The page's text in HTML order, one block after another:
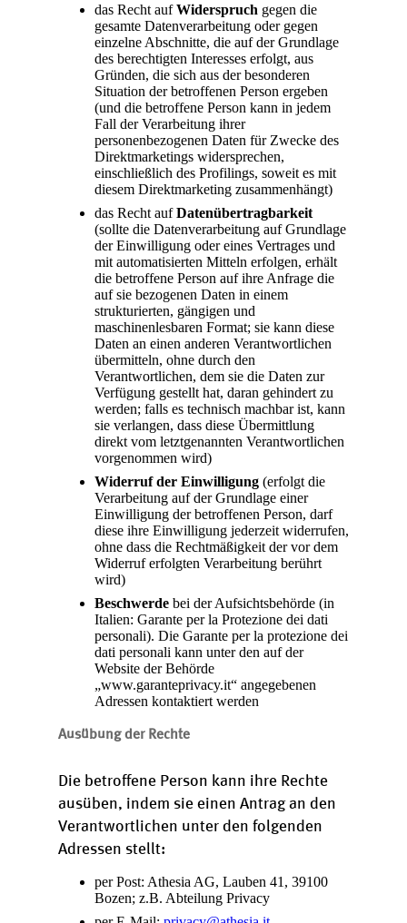
das Recht aufWiderspruch gegen die
gesamte Datenverarbeitung oder gegen
einzelne Abschnitte, die auf der Grundlage
des berechtigten Interesses erfolgt, aus
Gründen, die sich aus der besonderen
Situation der betroffenen Person ergeben
(und die betroffene Person kann in jedem
Fall der Verarbeitung ihrer
personenbezogenen Daten für Zwecke des
Direktmarketings widersprechen,
einschließlich des Profilings, soweit es mit
diesem Direktmarketing zusammenhängt)
das Recht aufDatenübertragbarkeit
(sollte die Datenverarbeitung auf Grundlage
der Einwilligung oder eines Vertrages und
mit automatisierten Mitteln erfolgen, erhält
die betroffene Person auf ihre Anfrage die
auf sie bezogenen Daten in einem
strukturierten, gängigen und
maschinenlesbaren Format; sie kann diese
Daten an einen anderen Verantwortlichen
übermitteln, ohne durch den
Verantwortlichen, dem sie die Daten zur
Verfügung gestellt hat, daran gehindert zu
werden; falls es technisch machbar ist, kann
sie verlangen, dass diese Übermittlung
direkt vom letztgenannten Verantwortlichen
vorgenommen wird)
Widerruf der Einwilligung (erfolgt die
Verarbeitung auf der Grundlage einer
Einwilligung der betroffenen Person, darf
diese ihre Einwilligung jederzeit widerrufen,
ohne dass die Rechtmäßigkeit der vor dem
Widerruf erfolgten Verarbeitung berührt
wird)
Beschwerde bei der Aufsichtsbehörde (in
Italien: Garante per la Protezione dei dati
personali). Die Garante per la protezione dei
dati personali kann unter den auf der
Website der Behörde
„www.garanteprivacy.it“ angegebenen
Adressen kontaktiert werden
Ausübung der Rechte
Die betroffene Person kann ihre Rechte
ausüben, indem sie einen Antrag an den
Verantwortlichen unter den folgenden
Adressen stellt:
per Post: Athesia AG, Lauben 41, 39100
Bozen; z.B. Abteilung Privacy